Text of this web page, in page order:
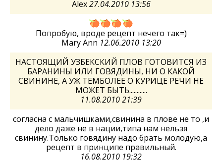
Alex27.04.2010 13:56
Попробую, вроде рецепт нечего так=)
Mary Ann 12.06.2010 13:20
НАСТОЯЩИЙ УЗБЕКСКИЙ ПЛОВ ГОТОВИТСЯ ИЗ
БАРАНИНЫ ИЛИ ГОВЯДИНЫ, НИ О КАКОЙ
СВИНИНЕ, А УЖ ТЕМБОЛЕЕ О КУРИЦЕ РЕЧИ НЕ
МОЖЕТ БЫТЬ............
11.08.2010 21:39
согласна с мальчишками,свинина в плове не то ,и
дело даже не в нации,типа нам нельзя
свинину.Только говядину надо брать молодую,а
рецепт в принципе правильный.
16.08.2010 19:32